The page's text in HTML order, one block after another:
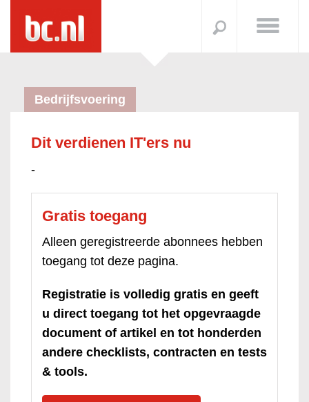
Bedrijfsvoering
Dit verdienen IT'ers nu
-
Gratis toegang
Alleen geregistreerde abonnees hebben
toegang tot deze pagina.
Registratie is volledig gratis en geeft
u direct toegang tot het opgevraagde
document of artikel en tot honderden
andere checklists, contracten en tests
& tools.